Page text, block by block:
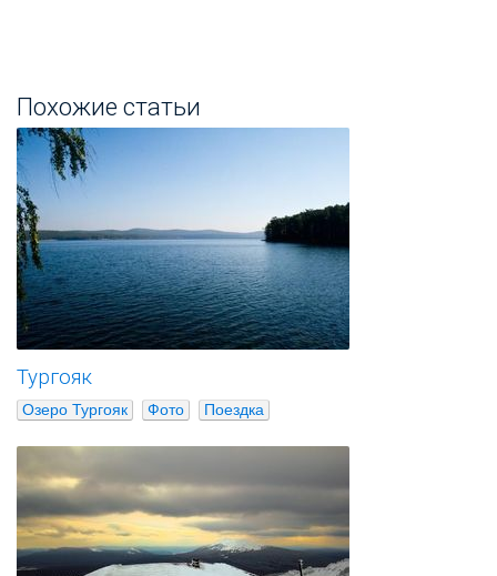
Похожие статьи
Тургояк
Озеро Тургояк Фото Поездка